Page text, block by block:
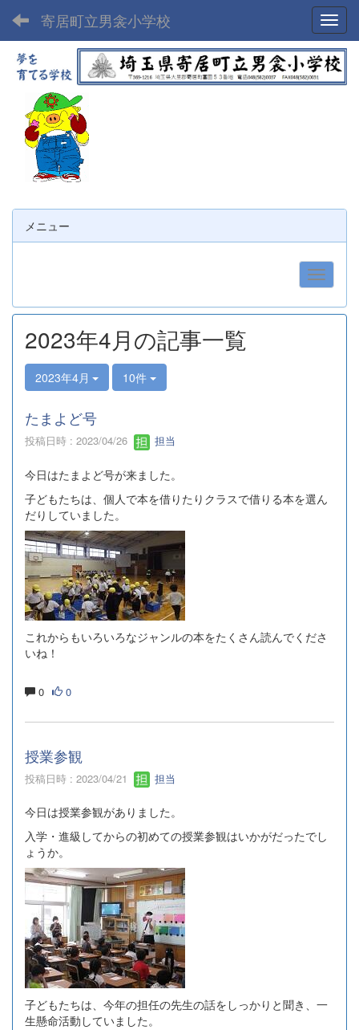
寄居町立男衾小学校
メニュー
2023年4月の記事一覧
2023年4月 10件
たまよど号
投稿日時 : 2023/04/26 担当
今日はたまよど号が来ました。
子どもたちは、個人で本を借りたりクラスで借りる本を選ん
だりしていました。
これからもいろいろなジャンルの本をたくさん読んでくださ
いね！
0 0
授業参観
投稿日時 : 2023/04/21 担当
今日は授業参観がありました。
入学・進級してからの初めての授業参観はいかがだったでし
ょうか。
子どもたちは、今年の担任の先生の話をしっかりと聞き、一
生懸命活動していました。